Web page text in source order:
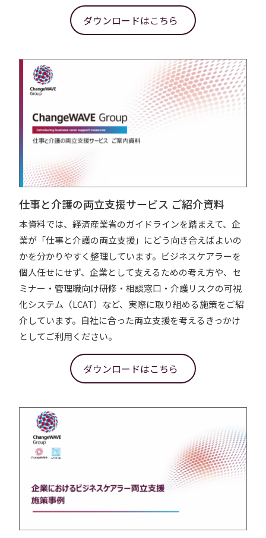
ダウンロードはこちら
仕事と介護の両立支援サービス ご紹介資料
本資料では、経済産業省のガイドラインを踏まえて、企
業が「仕事と介護の両立支援」にどう向き合えばよいの
かを分かりやすく整理しています。ビジネスケアラーを
個人任せにせず、企業として支えるための考え方や、セ
ミナー・管理職向け研修・相談窓口・介護リスクの可視
化システム（LCAT）など、実際に取り組める施策をご紹
介しています。自社に合った両立支援を考えるきっかけ
としてご利用ください。
ダウンロードはこちら